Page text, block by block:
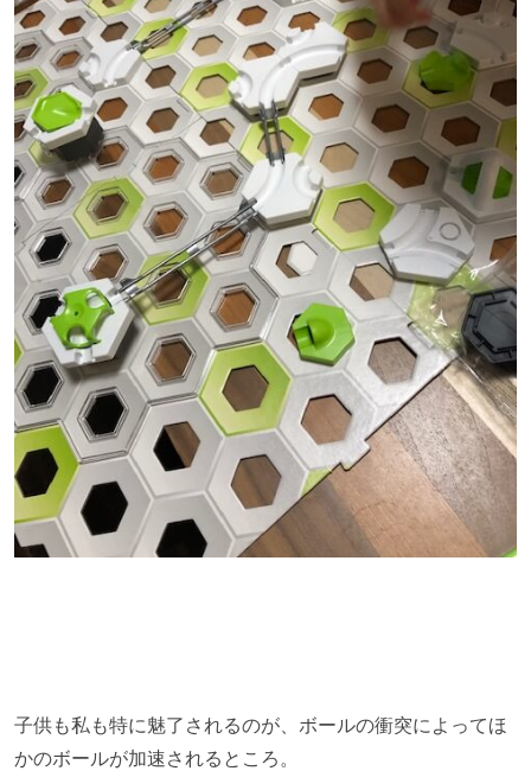
子供も私も特に魅了されるのが、ボールの衝突によってほ
かのボールが加速されるところ。